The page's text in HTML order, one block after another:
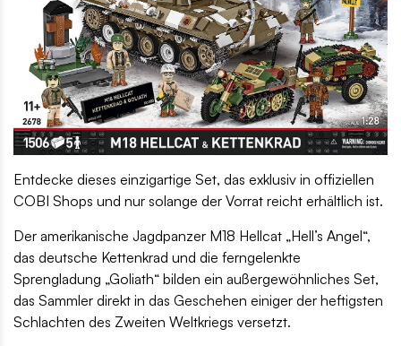
Entdecke dieses einzigartige Set, das exklusiv in offiziellen
COBI Shops und nur solange der Vorrat reicht erhältlich ist.
Der amerikanische Jagdpanzer M18 Hellcat „Hell’s Angel“,
das deutsche Kettenkrad und die ferngelenkte
Sprengladung „Goliath“ bilden ein außergewöhnliches Set,
das Sammler direkt in das Geschehen einiger der heftigsten
Schlachten des Zweiten Weltkriegs versetzt.